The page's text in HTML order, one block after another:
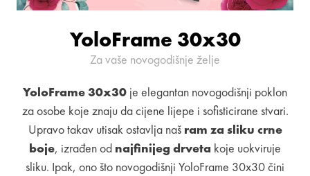
YoloFrame 30x30
Za vaše novogodišnje želje
YoloFrame 30x30 je elegantan novogodišnji poklon
za osobe koje znaju da cijene lijepe i sofisticirane stvari.
Upravo takav utisak ostavlja naš ram za sliku crne
boje, izrađen od najfinijeg drveta koje uokviruje
sliku. Ipak, ono što novogodišnji YoloFrame 30x30 čini